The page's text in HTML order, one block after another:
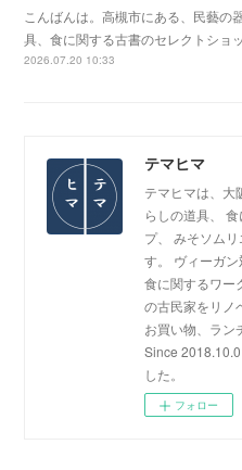
こんばんは。高槻市にある、民藝の
具、食に関する古書のセレクトショ
2026.07.20 10:33
テマヒマ
テマヒマは、大
らしの道具、
プ、 みそソム
す。 ヴィーガン
食に関するワー
の古民家をリノ
お買い物、ラン
Since
した。
フォロー